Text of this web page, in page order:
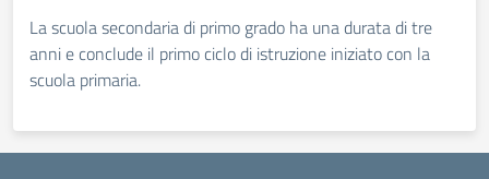
La scuola secondaria di primo grado ha una durata di tre
anni e conclude il primo ciclo di istruzione iniziato con la
scuola primaria.